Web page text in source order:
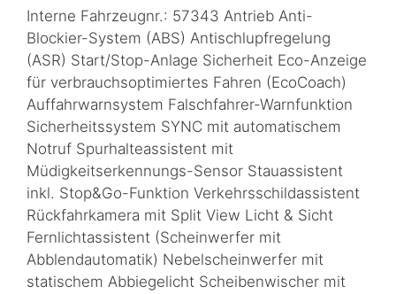
Interne Fahrzeugnr.: 57343 Antrieb Anti-
Blockier-System (ABS) Antischlupfregelung
(ASR) Start/Stop-Anlage Sicherheit Eco-Anzeige
für verbrauchsoptimiertes Fahren (EcoCoach)
Auffahrwarnsystem Falschfahrer-Warnfunktion
Sicherheitssystem SYNC mit automatischem
Notruf Spurhalteassistent mit
Müdigkeitserkennungs-Sensor Stauassistent
inkl. Stop&Go-Funktion Verkehrsschildassistent
Rückfahrkamera mit Split View Licht & Sicht
Fernlichtassistent (Scheinwerfer mit
Abblendautomatik) Nebelscheinwerfer mit
statischem Abbiegelicht Scheibenwischer mit